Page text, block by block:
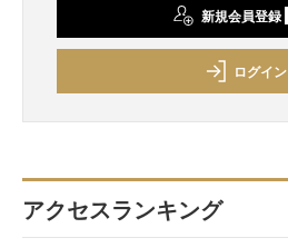
新規会員登録
ログイン
アクセスランキング